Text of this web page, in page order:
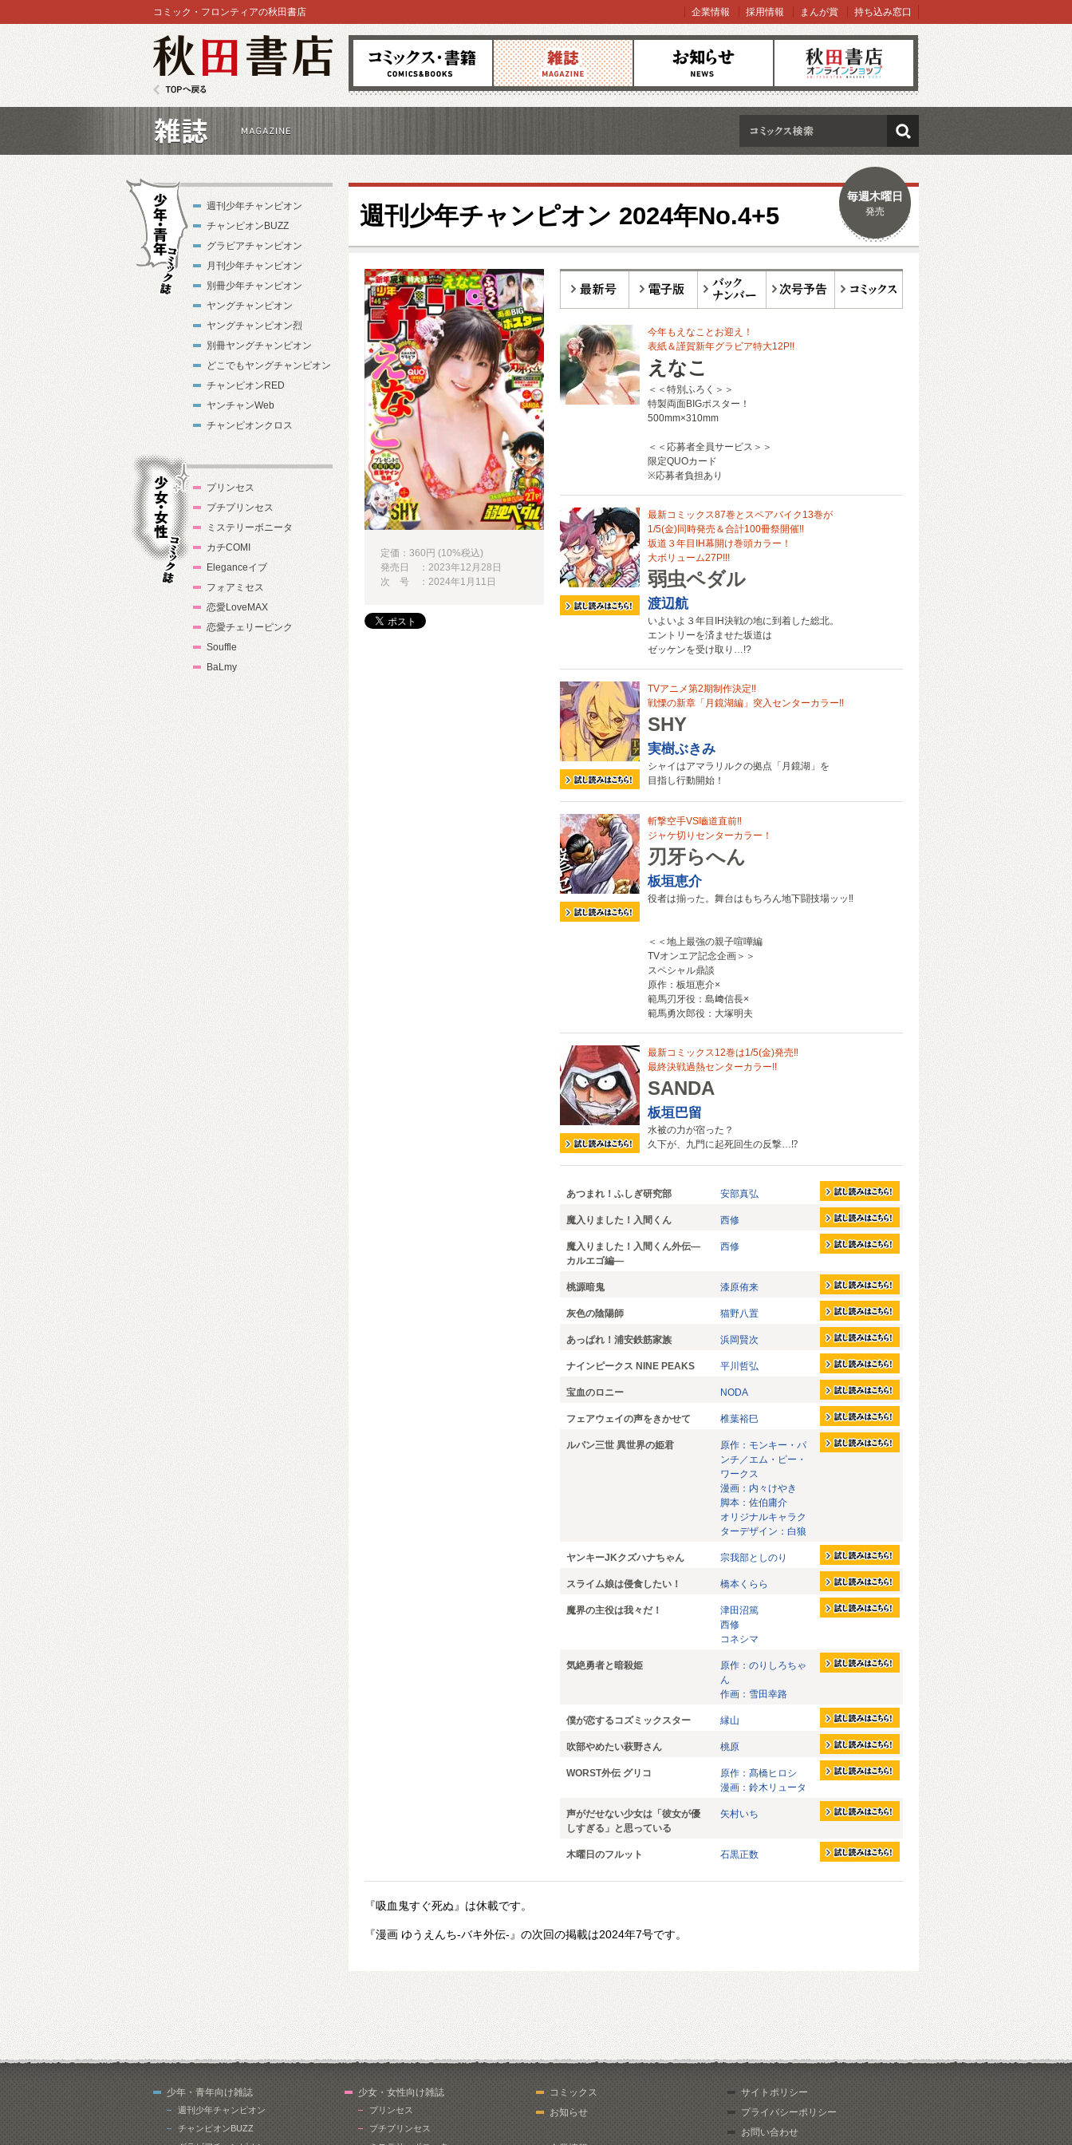
コミックス 雑誌 お知らせ オンラインショップ
コミック・フロンティアの秋田書店 企業情報 採用情報 まんが賞 持ち込み窓口
検索
週刊少年チャンピオン 2024年No.4+5
毎週木曜日
発売
今年もえなことお迎え！
表紙＆謹賀新年グラビア特大12P!!
えなこ
＜＜特別ふろく＞＞
特製両面BIGポスター！
500mm×310mm
＜＜応募者全員サービス＞＞
限定QUOカード
※応募者負担あり
最新コミックス87巻とスペアバイク13巻が
1/5(金)同時発売＆合計100冊祭開催‼
坂道３年目IH幕開け巻頭カラー！
大ボリューム27P!!!
弱虫ペダル
渡辺航
いよいよ３年目IH決戦の地に到着した総北。
エントリーを済ませた坂道は
ゼッケンを受け取り…!?
TVアニメ第2期制作決定‼
戦慄の新章「月鏡湖編」突入センターカラー‼
SHY
実樹ぶきみ
シャイはアマラリルクの拠点「月鏡湖」を
目指し行動開始！
斬撃空手VS嚙道直前‼
ジャケ切りセンターカラー！
刃牙らへん
板垣恵介
役者は揃った。舞台はもちろん地下闘技場ッッ‼
＜＜地上最強の親子喧嘩編
TVオンエア記念企画＞＞
スペシャル鼎談
原作：板垣恵介×
範馬刃牙役：島﨑信長×
範馬勇次郎役：大塚明夫
最新コミックス12巻は1/5(金)発売‼
最終決戦過熱センターカラー!!
SANDA
板垣巴留
水被の力が宿った？
久下が、九門に起死回生の反撃…⁉
あつまれ！ふしぎ研究部 安部真弘
魔入りました！入間くん 西修
魔入りました！入間くん外伝―
カルエゴ編―
西修
桃源暗鬼 漆原侑来
灰色の陰陽師 猫野八置
あっぱれ！浦安鉄筋家族 浜岡賢次
ナインピークス NINE PEAKS 平川哲弘
宝血のロニー NODA
フェアウェイの声をきかせて 椎葉裕巳
ルパン三世 異世界の姫君
原作：モンキー・パ
ンチ／エム・ピー・
ワークス
漫画：内々けやき
脚本：佐伯庸介
オリジナルキャラク
ターデザイン：白狼
ヤンキーJKクズハナちゃん 宗我部としのり
スライム娘は侵食したい！ 橋本くらら
魔界の主役は我々だ！
津田沼篤
西修
コネシマ
気絶勇者と暗殺姫
原作：のりしろちゃ
ん
作画：雪田幸路
僕が恋するコズミックスター 縁山
吹部やめたい萩野さん 桃原
WORST外伝 グリコ
原作：髙橋ヒロシ
漫画：鈴木リュータ
声がだせない少女は「彼女が優
しすぎる」と思っている
矢村いち
木曜日のフルット 石黒正数
定価：360円 (10%税込)
発売日 ：2023年12月28日
次 号 ：2024年1月11日
『吸血鬼すぐ死ぬ』は休載です。
『漫画 ゆうえんち-バキ外伝-』の次回の掲載は2024年7号です。
週刊少年チャンピオン
チャンピオンBUZZ
グラビアチャンピオン
月刊少年チャンピオン
別冊少年チャンピオン
ヤングチャンピオン
ヤングチャンピオン烈
別冊ヤングチャンピオン
どこでもヤングチャンピオン
チャンピオンRED
ヤンチャンWeb
チャンピオンクロス
プリンセス
プチプリンセス
ミステリーボニータ
カチCOMI
Eleganceイブ
フォアミセス
恋愛LoveMAX
恋愛チェリーピンク
Souffle
BaLmy
少年・青年向け雑誌
週刊少年チャンピオン
チャンピオンBUZZ
少女・女性向け雑誌
プリンセス
プチプリンセス
コミックス
お知らせ
サイトポリシー
プライバシーポリシー
お問い合わせ